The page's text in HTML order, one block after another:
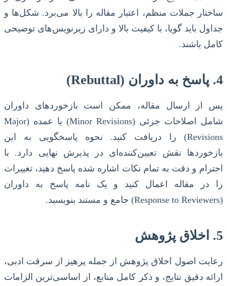
ساختار جملات منظم، اعتبار مقاله را بالا می‌برد. شکل‌ها و
جداول باید گویا، با کیفیت بالا و دارای زیرنویس‌های توضیحی
کامل باشند.
4. پاسخ به داوران (Rebuttal)
پس از ارسال مقاله، ممکن است بازخوردهای داوران
شامل اصلاحات جزئی (Minor Revisions) یا عمده (Major
Revisions) را دریافت کنید. نحوه پاسخگویی به این
بازخوردها نقش تعیین‌کننده‌ای در پذیرش نهایی دارد. با
احترام و دقت به تمام نکات اشاره شده پاسخ دهید، تغییرات
را در مقاله اعمال کنید و یک نامه پاسخ به داوران
(Response to Reviewers) جامع و مستند بنویسید.
5. اخلاق پژوهش
رعایت اصول اخلاق پژوهش از جمله پرهیز از سرقت ادبی،
ارائه دقیق نتایج، و ذکر کامل منابع، از اساسی‌ترین الزامات